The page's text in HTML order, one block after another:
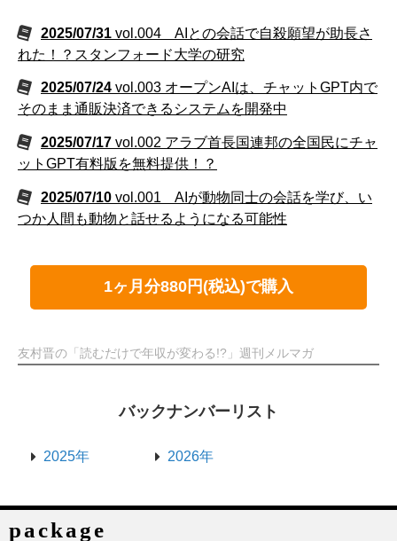
2025/07/31 vol.004 AIとの会話で自殺願望が助長さ
れた！？スタンフォード大学の研究
2025/07/24 vol.003 オープンAIは、チャットGPT内で
そのまま通販決済できるシステムを開発中
2025/07/17 vol.002 アラブ首長国連邦の全国民にチャ
ットGPT有料版を無料提供！？
2025/07/10 vol.001 AIが動物同士の会話を学び、い
つか人間も動物と話せるようになる可能性
1ヶ月分880円(税込)で購入
友村晋の「読むだけで年収が変わる!?」週刊メルマガ
バックナンバーリスト
2025年 2026年
package